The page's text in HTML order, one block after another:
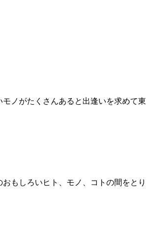
ノがたくさんあると出逢いを求めて東
もしろいヒト、モノ、コトの間をとり